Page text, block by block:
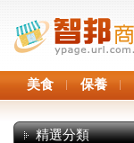
美食 保養
精選分類